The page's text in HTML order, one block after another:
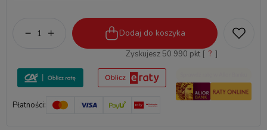
Dodaj do koszyka
Zyskujesz 50 990 pkt [ ? ]
Płatności: